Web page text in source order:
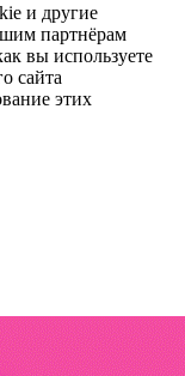
и другие
партнёрам
вы используете
сайта
этих